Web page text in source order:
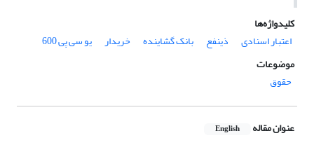
کلیدواژه‌ها
اعتبار اسنادی
ذینفع بانک ‌گشاینده خریدار
یو ‌سی ‌پی‌ 600
موضوعات
حقوق
عنوان مقاله English